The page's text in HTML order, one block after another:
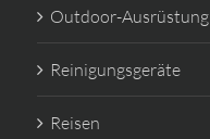
Outdoor-Ausrüstung
Reinigungsgeräte
Reisen